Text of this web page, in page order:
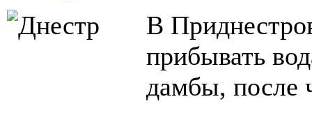
В
прибывать
дамбы, после